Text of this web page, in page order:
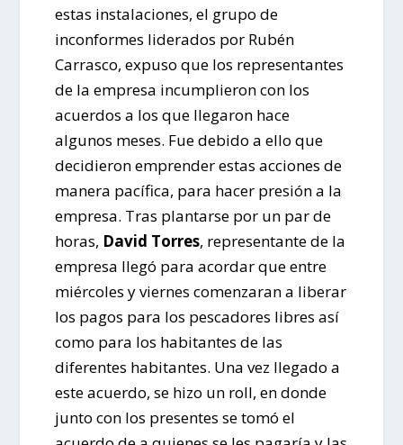
estas instalaciones, el grupo de
inconformes liderados por Rubén
Carrasco, expuso que los representantes
de la empresa incumplieron con los
acuerdos a los que llegaron hace
algunos meses. Fue debido a ello que
decidieron emprender estas acciones de
manera pacífica, para hacer presión a la
empresa. Tras plantarse por un par de
horas, David Torres, representante de la
empresa llegó para acordar que entre
miércoles y viernes comenzaran a liberar
los pagos para los pescadores libres así
como para los habitantes de las
diferentes habitantes. Una vez llegado a
este acuerdo, se hizo un roll, en donde
junto con los presentes se tomó el